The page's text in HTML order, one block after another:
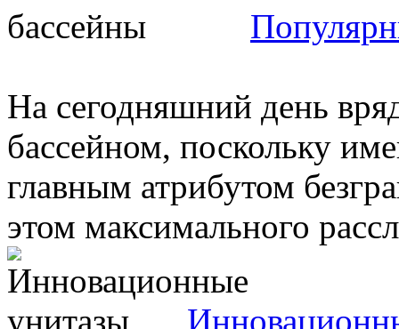
На сегодняшний день
бассейном, поскольку
главным атрибутом
этом максимального